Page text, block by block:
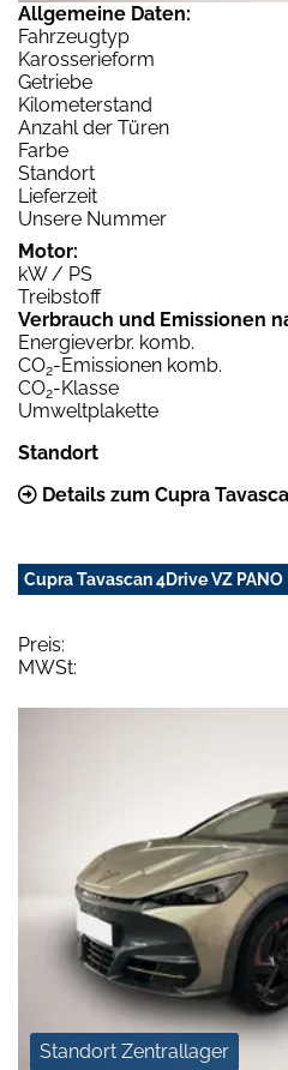
Allgemeine Daten:
Fahrzeugtyp
Karosserieform
Getriebe
Kilometerstand
Anzahl der Türen
Farbe
Standort
Lieferzeit
Unsere Nummer
Motor:
kW / PS
Treibstoff
Verbrauch und Emissionen
Energieverbr. komb.
CO2-Emissionen komb.
CO2-Klasse
Umweltplakette
Standort
Details zum Cupra
Cupra Tavascan 4Drive VZ PANO
Preis:
MWSt:
Standort Zentrallager